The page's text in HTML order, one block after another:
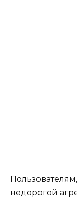
недорогой